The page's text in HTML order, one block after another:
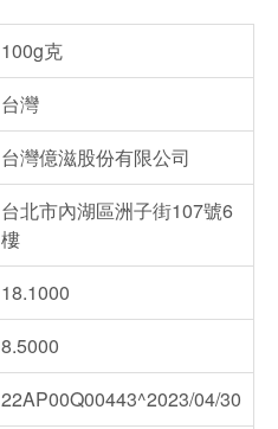
100g克
台灣
台灣億滋股份有限公司
台北市內湖區洲子街107號6
樓
18.1000
8.5000
22AP00Q00443^2023/04/30